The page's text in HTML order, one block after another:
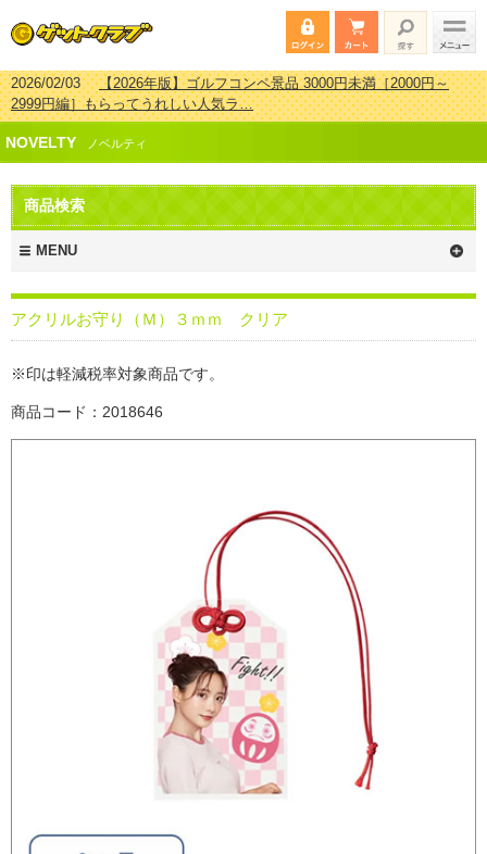
2026/02/03【2026年版】ゴルフコンペ景品 3000円未満［2000円～
2999円編］もらってうれしい人気ラ…
2026/07/15【2026年版】ビンゴゲーム景品おすすめ金額別人気ランキ
ング 更新しました！
2026/04/03【2026年版】ゴルフコンペ景品 3000円未満［2000円～
2999円編］もらってうれしい人気ラ…
2026/02/16
新しました！
NOVELTY ノベルティ
商品検索
MENU
アクリルお守り（Ｍ）３ｍｍ クリア
※印は軽減税率対象商品です。
商品コード：2018646